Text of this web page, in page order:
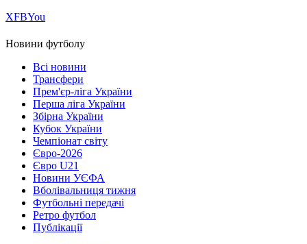
ХFBYou
Новини футболу
Всі новини
Трансфери
Прем'єр-ліга України
Перша ліга України
Збірна України
Кубок України
Чемпіонат світу
Євро-2026
Євро U21
Новини УЄФА
Вболівальниця тижня
Футбольні передачі
Ретро футбол
Публікації